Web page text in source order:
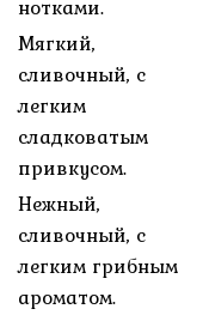
нотками.
Мягкий,
сливочный, с
легким
сладковатым
привкусом.
Нежный,
сливочный, с
легким грибным
ароматом.